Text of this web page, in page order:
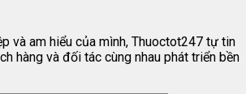
và am hiểu của mình, Thuoctot247 tự tin
hàng và đối tác cùng nhau phát triển bền